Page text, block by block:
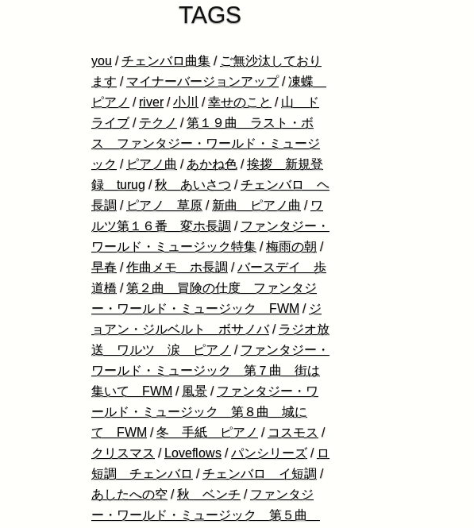
TAGS
you /チェンバロ曲集 / ご無沙汰しており
ます / マイナーバージョンアップ /凍蝶
ピアノ / river /小川 /幸せのこと / 山 ド
ライブ / テクノ /第１９曲 ラスト・ボ
ス ファンタジー・ワールド・ミュージ
ック / ピアノ曲 / あかね色 /挨拶 新規登
録 turug /秋 あいさつ /チェンバロ ヘ
長調 / ピアノ 草原 / 新曲 ピアノ曲 / ワ
ルツ第１６番 変ホ長調 / ファンタジー・
ワールド・ミュージック特集 /梅雨の朝 /
早春 /作曲メモ ホ長調 /バースデイ 歩
道橋 /第２曲 冒険の仕度 ファンタジ
ー・ワールド・ミュージック FWM / ジ
ョアン・ジルベルト ボサノバ / ラジオ放
送 ワルツ 涙 ピアノ / ファンタジー・
ワールド・ミュージック 第７曲 街は
集いて FWM / 風景 / ファンタジー・ワ
ールド・ミュージック 第８曲 城に
て FWM /冬 手紙 ピアノ / コスモス /
クリスマス / Loveflows /パンシリーズ / ロ
短調 チェンバロ /チェンバロ イ短調 /
あしたへの空 /秋 ベンチ / ファンタジ
ー・ワールド・ミュージック 第５曲